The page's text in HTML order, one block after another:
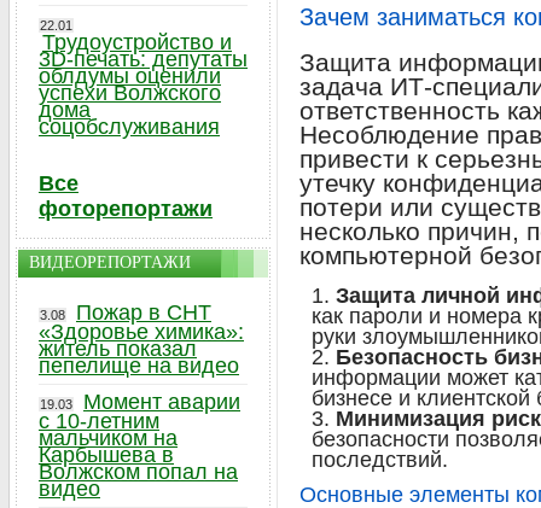
Зачем заниматься
Защита
задача ИТ-
ответственность
Несоблюдение
привести к
утечку
потери или
несколько причин,
компьютерной
Защита личной
как пароли и номера
руки
Безопасность
информации может
бизнесе и клиентской
Минимизация
безопасности
последствий.
Основные элементы
22.01
Трудоустройство и
3D-печать: депутаты
облдумы оценили
успехи Волжского
дома
соцобслуживания
Все
фоторепортажи
ВИДЕОРЕПОРТАЖИ
3.08
Пожар в СНТ
«Здоровье химика»:
житель показал
пепелище на видео
19.03
Момент аварии
с 10-летним
мальчиком на
Карбышева в
Волжском попал на
видео